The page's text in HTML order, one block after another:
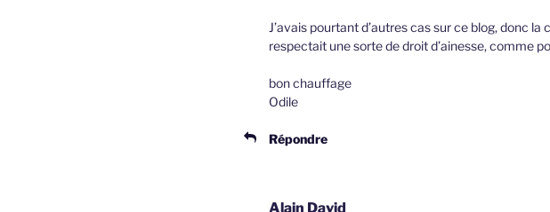
J’avais pourtant d’autres cas sur ce blog, donc
respectait une sorte de droit d’ainesse, comme
bon chauffage
Odile
Répondre
Alain David